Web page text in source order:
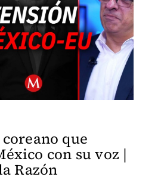
que
con su voz |
Razón